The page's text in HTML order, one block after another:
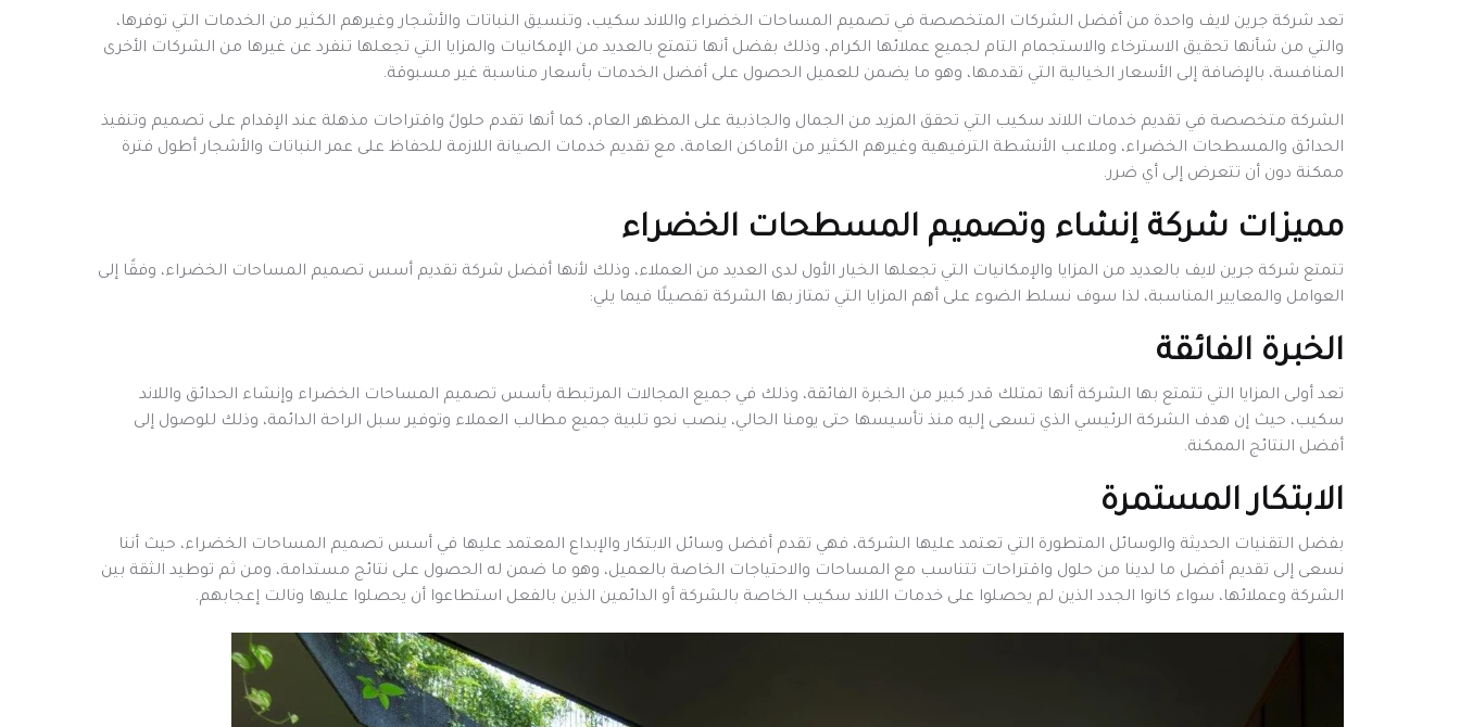
تعد شركة جرين لايف واحدة من أفضل الشركات المتخصصة في تصميم المساحات الخضراء واللاند سكيب، وتنسيق النباتات والأشجار وغيرهم الكثير من الخدمات التي توفرها،
والتي من شأنها تحقيق الاسترخاء والاستجمام التام لجميع عملائها الكرام، وذلك بفضل أنها تتمتع بالعديد من الإمكانيات والمزايا التي تجعلها تنفرد عن غيرها من الشركات الأخرى
المنافسة، بالإضافة إلى الأسعار الخيالية التي تقدمها، وهو ما يضمن للعميل الحصول على أفضل الخدمات بأسعار مناسبة غير مسبوقة.
الشركة متخصصة في تقديم خدمات اللاند سكيب التي تحقق المزيد من الجمال والجاذبية على المظهر العام، كما أنها تقدم حلولً واقتراحات مذهلة عند الإقدام على تصميم وتنفيذ
الحدائق والمسطحات الخضراء، وملاعب الأنشطة الترفيهية وغيرهم الكثير من الأماكن العامة، مع تقديم خدمات الصيانة اللازمة للحفاظ على عمر النباتات والأشجار أطول فترة
ممكنة دون أن تتعرض إلى أي ضرر.
مميزات شركة إنشاء وتصميم المسطحات الخضراء
تتمتع شركة جرين لايف بالعديد من المزايا والإمكانيات التي تجعلها الخيار الأول لدى العديد من العملاء، وذلك لأنها أفضل شركة تقديم أسس تصميم المساحات الخضراء، وفقًا إلى
العوامل والمعايير المناسبة، لذا سوف نسلط الضوء على أهم المزايا التي تمتاز بها الشركة تفصيلًا فيما يلي:
الخبرة الفائقة
تعد أولى المزايا التي تتمتع بها الشركة أنها تمتلك قدر كبير من الخبرة الفائقة، وذلك في جميع المجالات المرتبطة بأسس تصميم المساحات الخضراء وإنشاء الحدائق واللاند
سكيب، حيث إن هدف الشركة الرئيسي الذي تسعى إليه منذ تأسيسها حتى يومنا الحالي، ينصب نحو تلبية جميع مطالب العملاء وتوفير سبل الراحة الدائمة، وذلك للوصول إلى
أفضل النتائج الممكنة.
الابتكار المستمرة
بفضل التقنيات الحديثة والوسائل المتطورة التي تعتمد عليها الشركة، فهي تقدم أفضل وسائل الابتكار والإبداع المعتمد عليها في أسس تصميم المساحات الخضراء، حيث أننا
نسعى إلى تقديم أفضل ما لدينا من حلول واقتراحات تتناسب مع المساحات والاحتياجات الخاصة بالعميل، وهو ما ضمن له الحصول على نتائج مستدامة، ومن ثم توطيد الثقة بين
الشركة وعملائها، سواء كانوا الجدد الذين لم يحصلوا على خدمات اللاند سكيب الخاصة بالشركة أو الدائمين الذين بالفعل استطاعوا أن يحصلوا عليها ونالت إعجابهم.